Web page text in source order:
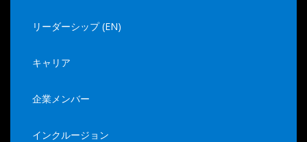
リーダーシップ (EN)
キャリア
企業メンバー
インクルージョン